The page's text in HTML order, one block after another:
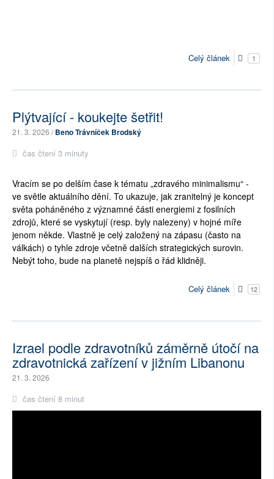
Celý článek 1
Plýtvající - koukejte šetřit!
21. 3. 2026 /Beno Trávníček Brodský
čas čtení 3 minuty
Vracím se po delším čase k tématu „zdravého minimalismu“ -
ve světle aktuálního dění. To ukazuje, jak zranitelný je koncept
světa poháněného z významné části energiemi z fosilních
zdrojů, které se vyskytují (resp. byly nalezeny) v hojné míře
jenom někde. Vlastně je celý založený na zápasu (často na
válkách) o tyhle zdroje včetně dalších strategických surovin.
Nebýt toho, bude na planetě nejspíš o řád klidněji.
Celý článek 12
Izrael podle zdravotníků záměrně útočí na
zdravotnická zařízení v jižním Libanonu
21. 3. 2026
čas čtení 8 minut